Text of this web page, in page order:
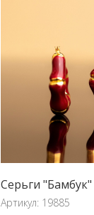
Серьги
Артикул: 19885